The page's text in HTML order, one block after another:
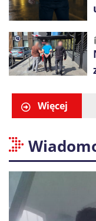
Więcej